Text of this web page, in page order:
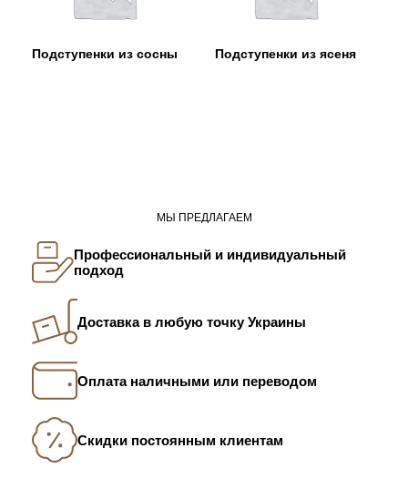
Подступенки из сосны Подступенки из ясеня
МЫ ПРЕДЛАГАЕМ
Профессиональный и индивидуальный
подход
Доставка в любую точку Украины
Оплата наличными или переводом
Скидки постоянным клиентам